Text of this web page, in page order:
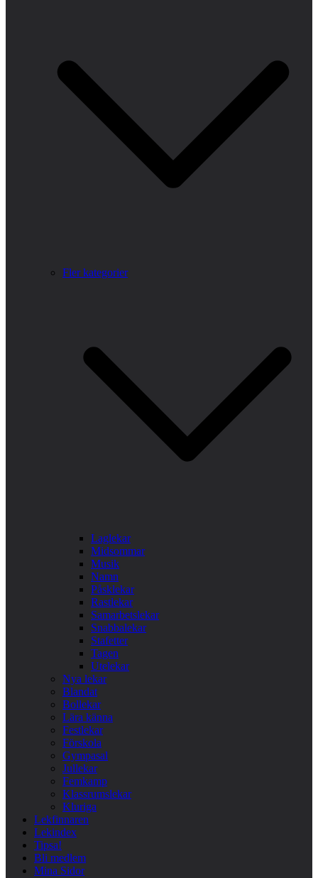
Fler kategorier
Laglekar
Midsommar
Musik
Namn
Påsklekar
Rastlekar
Samarbetslekar
Snabbalekar
Stafetter
Tagen
Utelekar
Nya lekar
Blandat
Bollekar
Lära känna
Festlekar
Förskola
Gympasal
Jullekar
Femkamp
Klassrumslekar
Kluriga
Lekfinnaren
Lekindex
Tipsa!
Bli medlem
Mina Sidor